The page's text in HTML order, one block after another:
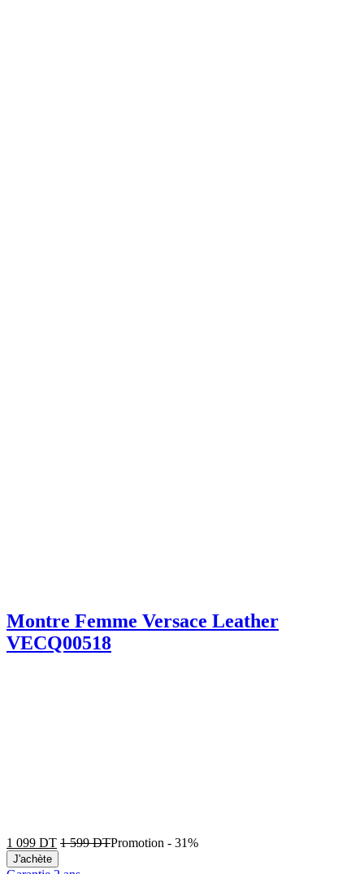
Montre Femme Versace Leather
VECQ00518
1 099 DT 1 599DTPromotion - 31%
J'achète